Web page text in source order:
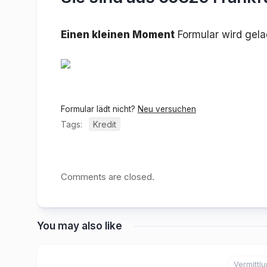
Einen kleinen Moment Formular wird
Formular lädt nicht? Neu versuchen
Tags: Kredit
Comments are closed.
You may also like